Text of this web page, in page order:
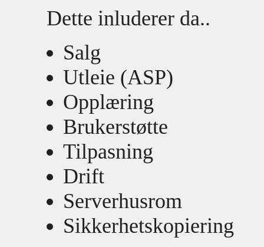
Dette inluderer da..
Salg
Utleie (ASP)
Opplæring
Brukerstøtte
Tilpasning
Drift
Serverhusrom
Sikkerhetskopiering